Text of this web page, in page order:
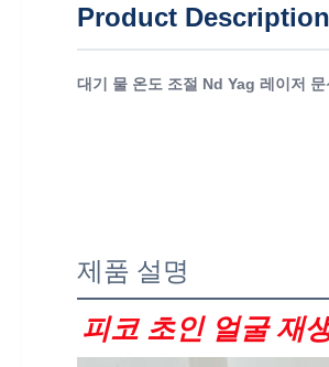
Product Description
대기 물 온도 조절 Nd Yag 레이저 문
제품 설명
피코 초인 얼굴 재